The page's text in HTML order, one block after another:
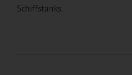
Schiffstanks.